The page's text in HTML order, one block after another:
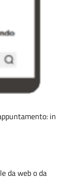
in
da web o da